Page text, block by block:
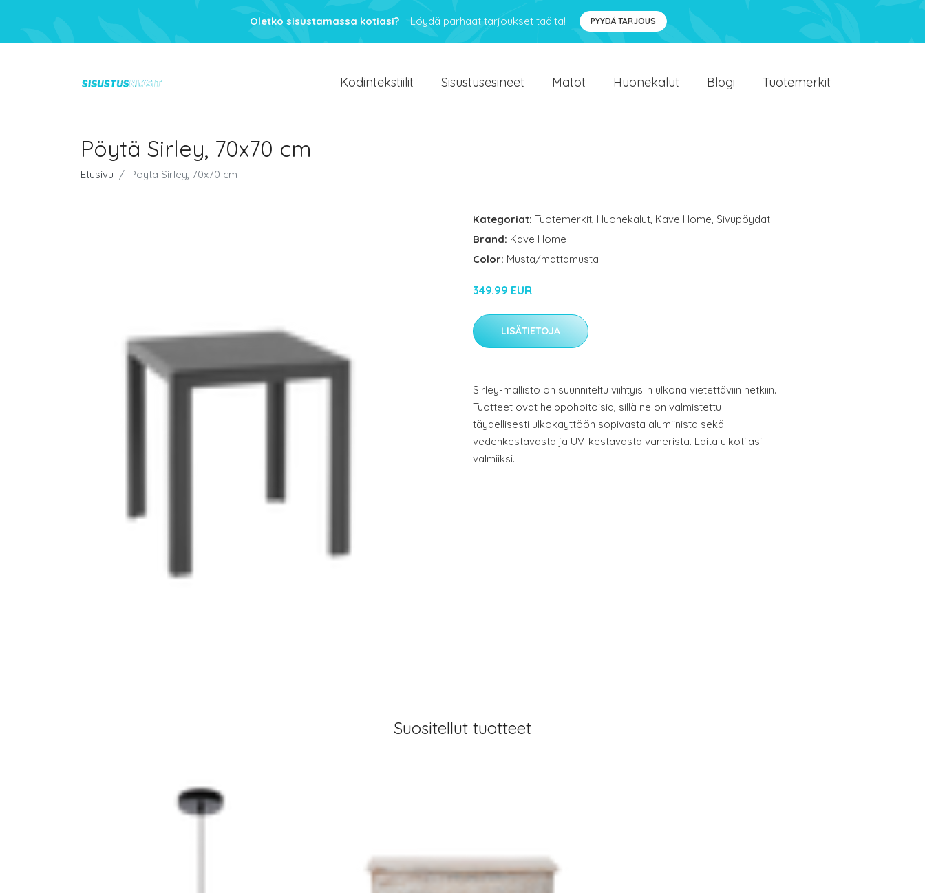
Oletko sisustamassa kotiasi? Löydä parhaat tarjoukset täältä! PYYDÄ TARJOUS
Kodintekstiilit Sisustusesineet Matot Huonekalut Blogi Tuotemerkit
Pöytä Sirley, 70x70 cm
Etusivu Pöytä Sirley, 70x70 cm
Kategoriat: Tuotemerkit, Huonekalut, Kave Home, Sivupöydät
Brand: Kave Home
Color: Musta/mattamusta
349.99 EUR
LISÄTIETOJA
Sirley-mallisto on suunniteltu viihtyisiin ulkona vietettäviin hetkiin.
Tuotteet ovat helppohoitoisia, sillä ne on valmistettu
täydellisesti ulkokäyttöön sopivasta alumiinista sekä
vedenkestävästä ja UV-kestävästä vanerista. Laita ulkotilasi
valmiiksi.
Suositellut tuotteet